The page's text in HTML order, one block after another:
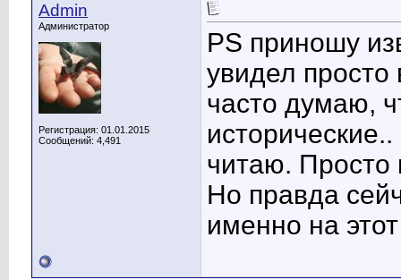
Admin
Администратор
Регистрация: 01.01.2015
Сообщений: 4,491
PS приношу
увидел
часто думаю,
читаю. Просто
Но правда
именно на